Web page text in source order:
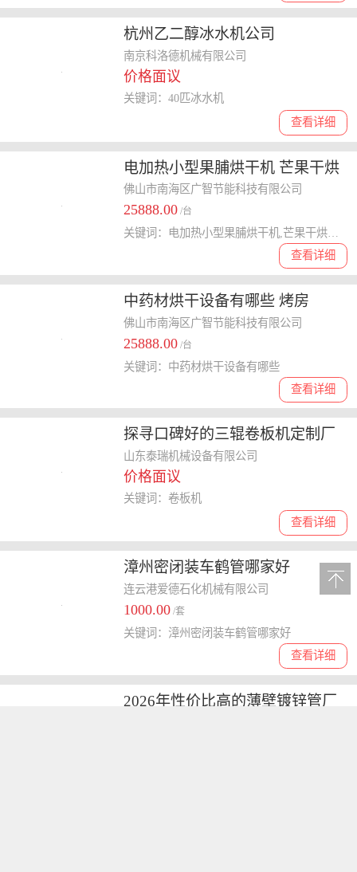
杭州乙二醇冰水机公司
南京科洛德机械有限公司
价格面议
查看详细
关键词：40匹冰水机
电加热小型果脯烘干机 芒果干烘
干机 空气能烘干房
佛山市南海区广智节能科技有限公司
25888.00 /台
查看详细
关键词：电加热小型果脯烘干机,芒果干烘干机
中药材烘干设备有哪些 烤房
佛山市南海区广智节能科技有限公司
25888.00 /台
查看详细
关键词：中药材烘干设备有哪些
探寻口碑好的三辊卷板机定制厂
家，选购要点全解析
山东泰瑞机械设备有限公司
价格面议
查看详细
关键词：卷板机
漳州密闭装车鹤管哪家好
连云港爱德石化机械有限公司
1000.00 /套
查看详细
关键词：漳州密闭装车鹤管哪家好
2026年性价比高的薄壁镀锌管厂